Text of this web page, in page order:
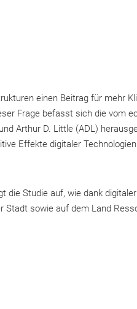
einen Beitrag für mehr
Frage befasst sich die vom
Arthur D. Little (ADL)
Effekte digitaler
die Studie auf, wie dank
Stadt sowie auf dem Land